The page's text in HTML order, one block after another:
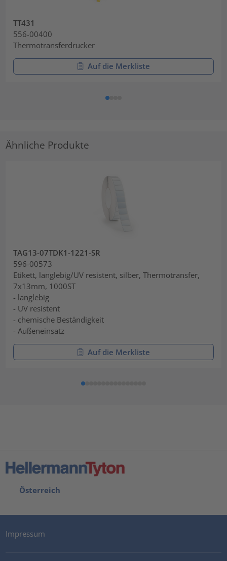
TT431
556-00400
Thermotransferdrucker
Auf die Merkliste
Ähnliche Produkte
TAG13-07TDK1-1221-SR
596-00573
Etikett, langlebig/UV resistent, silber, Thermotransfer,
7x13mm, 1000ST
- langlebig
- UV resistent
- chemische Beständigkeit
- Außeneinsatz
Auf die Merkliste
Österreich
Impressum